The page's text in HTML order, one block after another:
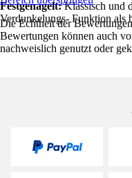
Festgenagelt:Klassisch und
Verdunkelungs- Funktion als
Die Echtheit der
Bewertungen können auch
nachweislich genutzt oder